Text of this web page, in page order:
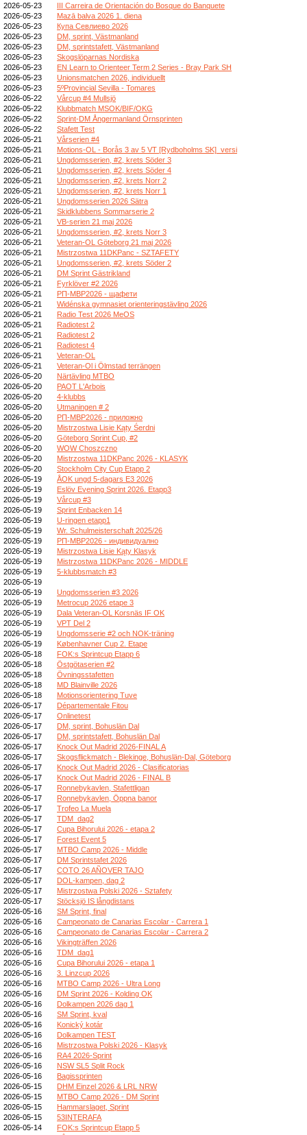
2026-05-23
III Carreira de Orientación do Bosque do Banquete
2026-05-23
Mazā balva 2026 1. diena
2026-05-23
Купа Севлиево 2026
2026-05-23
DM, sprint, Västmanland
2026-05-23
DM, sprintstafett, Västmanland
2026-05-23
Skogslöparnas Nordiska
2026-05-23
EN Learn to Orienteer Term 2 Series - Bray Park SH
2026-05-23
Unionsmatchen 2026, individuellt
2026-05-23
5ºProvincial Sevilla - Tomares
2026-05-22
Vårcup #4 Mullsjö
2026-05-22
Klubbmatch MSOK/BIF/OKG
2026-05-22
Sprint-DM Ångermanland Örnsprinten
2026-05-22
Stafett Test
2026-05-21
Vårserien #4
2026-05-21
Motions-OL - Borås 3 av 5 VT [Rydboholms SK]_versi
2026-05-21
Ungdomsserien, #2, krets Söder 3
2026-05-21
Ungdomsserien, #2, krets Söder 4
2026-05-21
Ungdomsserien, #2, krets Norr 2
2026-05-21
Ungdomsserien, #2, krets Norr 1
2026-05-21
Ungdomsserien 2026 Sätra
2026-05-21
Skidklubbens Sommarserie 2
2026-05-21
VB-serien 21 maj 2026
2026-05-21
Ungdomsserien, #2, krets Norr 3
2026-05-21
Veteran-OL Göteborg 21 maj 2026
2026-05-21
Mistrzostwa 11DKPanc - SZTAFETY
2026-05-21
Ungdomsserien, #2, krets Söder 2
2026-05-21
DM Sprint Gästrikland
2026-05-21
Fyrklöver #2 2026
2026-05-21
РП-МВР2026 - щафети
2026-05-21
Widénska gymnasiet orienteringstävling 2026
2026-05-21
Radio Test 2026 MeOS
2026-05-21
Radiotest 2
2026-05-21
Radiotest 2
2026-05-21
Radiotest 4
2026-05-21
Veteran-OL
2026-05-21
Veteran-Ol i Ölmstad terrängen
2026-05-20
Närtävling MTBO
2026-05-20
PAOT L'Arbois
2026-05-20
4-klubbs
2026-05-20
Utmaningen # 2
2026-05-20
РП-МВР2026 - приложно
2026-05-20
Mistrzostwa Lisie Kąty Śerdni
2026-05-20
Göteborg Sprint Cup, #2
2026-05-20
WOW Choszczno
2026-05-20
Mistrzostwa 11DKPanc 2026 - KLASYK
2026-05-20
Stockholm City Cup Etapp 2
2026-05-19
ÅOK ungd 5-dagars E3 2026
2026-05-19
Eslöv Evening Sprint 2026. Etapp3
2026-05-19
Vårcup #3
2026-05-19
Sprint Enbacken 14
2026-05-19
U-ringen etapp1
2026-05-19
Wr. Schulmeisterschaft 2025/26
2026-05-19
РП-МВР2026 - индивидуално
2026-05-19
Mistrzostwa Lisie Kąty Klasyk
2026-05-19
Mistrzostwa 11DKPanc 2026 - MIDDLE
2026-05-19
5-klubbsmatch #3
2026-05-19
2026-05-19
Ungdomsserien #3 2026
2026-05-19
Metrocup 2026 etape 3
2026-05-19
Dala Veteran-OL Korsnäs IF OK
2026-05-19
VPT Del 2
2026-05-19
Ungdomsserie #2 och NOK-träning
2026-05-19
Københavner Cup 2. Etape
2026-05-18
FOK:s Sprintcup Etapp 6
2026-05-18
Östgötaserien #2
2026-05-18
Övningsstafetten
2026-05-18
MD Blainville 2026
2026-05-18
Motionsorientering Tuve
2026-05-17
Départementale Fitou
2026-05-17
Onlinetest
2026-05-17
DM, sprint, Bohuslän Dal
2026-05-17
DM, sprintstafett, Bohuslän Dal
2026-05-17
Knock Out Madrid 2026-FINAL A
2026-05-17
Skogsflickmatch - Blekinge, Bohuslän-Dal, Göteborg
2026-05-17
Knock Out Madrid 2026 - Clasificatorias
2026-05-17
Knock Out Madrid 2026 - FINAL B
2026-05-17
Ronnebykavlen, Stafettligan
2026-05-17
Ronnebykavlen, Öppna banor
2026-05-17
Trofeo La Muela
2026-05-17
TDM_dag2
2026-05-17
Cupa Bihorului 2026 - etapa 2
2026-05-17
Forest Event 5
2026-05-17
MTBO Camp 2026 - Middle
2026-05-17
DM Sprintstafet 2026
2026-05-17
COTO 26 AÑOVER TAJO
2026-05-17
DOL-kampen, dag 2
2026-05-17
Mistrzostwa Polski 2026 - Sztafety
2026-05-17
Stöcksjö IS långdistans
2026-05-16
SM Sprint, final
2026-05-16
Campeonato de Canarias Escolar - Carrera 1
2026-05-16
Campeonato de Canarias Escolar - Carrera 2
2026-05-16
Vikingträffen 2026
2026-05-16
TDM_dag1
2026-05-16
Cupa Bihorului 2026 - etapa 1
2026-05-16
3. Linzcup 2026
2026-05-16
MTBO Camp 2026 - Ultra Long
2026-05-16
DM Sprint 2026 - Kolding OK
2026-05-16
Dolkampen 2026 dag 1
2026-05-16
SM Sprint, kval
2026-05-16
Konický kotár
2026-05-16
Dolkampen TEST
2026-05-16
Mistrzostwa Polski 2026 - Klasyk
2026-05-16
RA4 2026-Sprint
2026-05-16
NSW SL5 Split Rock
2026-05-16
Bagissprinten
2026-05-15
DHM Einzel 2026 & LRL NRW
2026-05-15
MTBO Camp 2026 - DM Sprint
2026-05-15
Hammarslaget, Sprint
2026-05-15
53INTERAFA
2026-05-14
FOK:s Sprintcup Etapp 5